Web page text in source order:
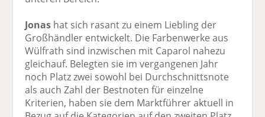
Jonas hat sich rasant zu einem Liebling der
Großhändler entwickelt. Die Farbenwerke aus
Wülfrath sind inzwischen mit Caparol nahezu
gleichauf. Belegten sie im vergangenen Jahr
noch Platz zwei sowohl bei Durchschnittsnote
als auch Zahl der Bestnoten für einzelne
Kriterien, haben sie dem Marktführer aktuell in